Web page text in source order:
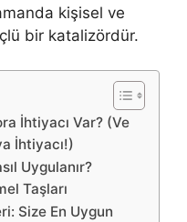
kişisel ve
bir katalizördür.
İhtiyacı Var? (Ve
İhtiyacı!)
Uygulanır?
Taşları
Size En Uygun